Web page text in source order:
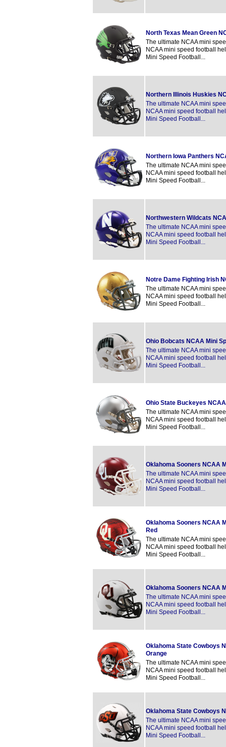
North Texas Mean Green
The ultimate NCAA mini
NCAA mini speed football
Mini Speed Football...
Northern Illinois Huskies
The ultimate NCAA mini
NCAA mini speed football
Mini Speed Football...
Northern Iowa Panthers
The ultimate NCAA mini
NCAA mini speed football
Mini Speed Football...
Northwestern Wildcats
The ultimate NCAA mini
NCAA mini speed football
Mini Speed Football...
Notre Dame Fighting Irish
The ultimate NCAA mini
NCAA mini speed football
Mini Speed Football...
Ohio Bobcats NCAA Mini
The ultimate NCAA mini
NCAA mini speed football
Mini Speed Football...
Ohio State Buckeyes
The ultimate NCAA mini
NCAA mini speed football
Mini Speed Football...
Oklahoma Sooners NCAA
The ultimate NCAA mini
NCAA mini speed football
Mini Speed Football...
Oklahoma Sooners NCAA
Red
The ultimate NCAA mini
NCAA mini speed football
Mini Speed Football...
Oklahoma Sooners NCAA
The ultimate NCAA mini
NCAA mini speed football
Mini Speed Football...
Oklahoma State Cowboys
Orange
The ultimate NCAA mini
NCAA mini speed football
Mini Speed Football...
Oklahoma State Cowboys
The ultimate NCAA mini
NCAA mini speed football
Mini Speed Football...